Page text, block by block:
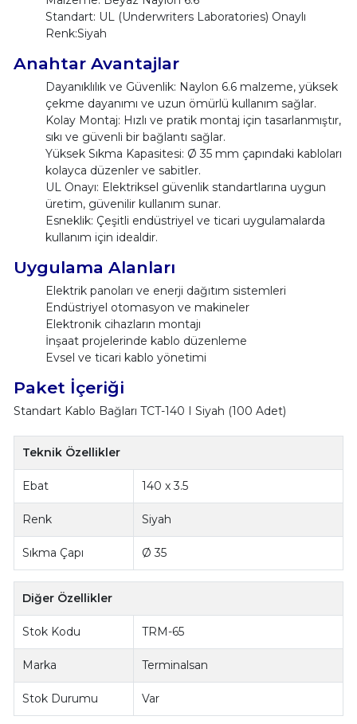
Standart: UL (Underwriters Laboratories) Onaylı
Renk:Siyah
Anahtar Avantajlar
Dayanıklılık ve Güvenlik: Naylon 6.6 malzeme, yüksek
çekme dayanımı ve uzun ömürlü kullanım sağlar.
Kolay Montaj: Hızlı ve pratik montaj için tasarlanmıştır,
sıkı ve güvenli bir bağlantı sağlar.
Yüksek Sıkma Kapasitesi: Ø 35 mm çapındaki kabloları
kolayca düzenler ve sabitler.
UL Onayı: Elektriksel güvenlik standartlarına uygun
üretim, güvenilir kullanım sunar.
Esneklik: Çeşitli endüstriyel ve ticari uygulamalarda
kullanım için idealdir.
Uygulama Alanları
Elektrik panoları ve enerji dağıtım sistemleri
Endüstriyel otomasyon ve makineler
Elektronik cihazların montajı
İnşaat projelerinde kablo düzenleme
Evsel ve ticari kablo yönetimi
Paket İçeriği
Standart Kablo Bağları TCT-140 I Siyah (100 Adet)
Teknik Özellikler
Ebat 140 x 3.5
Renk Siyah
Sıkma Çapı Ø 35
Diğer Özellikler
Stok Kodu TRM-65
Marka Terminalsan
Stok Durumu Var